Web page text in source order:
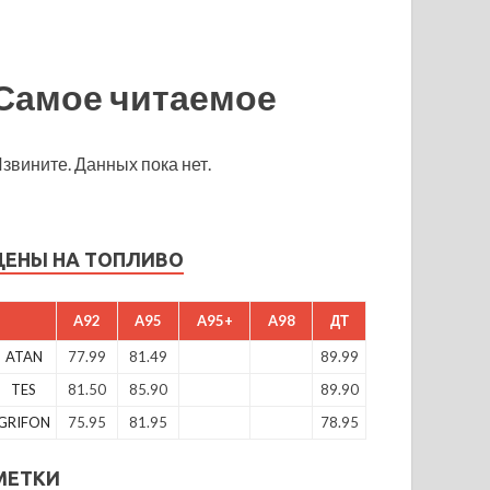
читаемое
Данных пока нет.
НА ТОПЛИВО
A92 A95 A95+ A98 ДТ
ATAN 77.99 81.49
89.99
TES
81.50 85.90
89.90
75.95 81.95 78.95